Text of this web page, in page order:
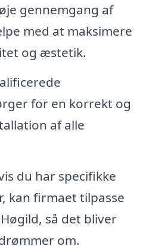
gennemgang af
med at maksimere
og æstetik.
for en korrekt og
af alle
du har specifikke
kan firmaet tilpasse
så det bliver
om.